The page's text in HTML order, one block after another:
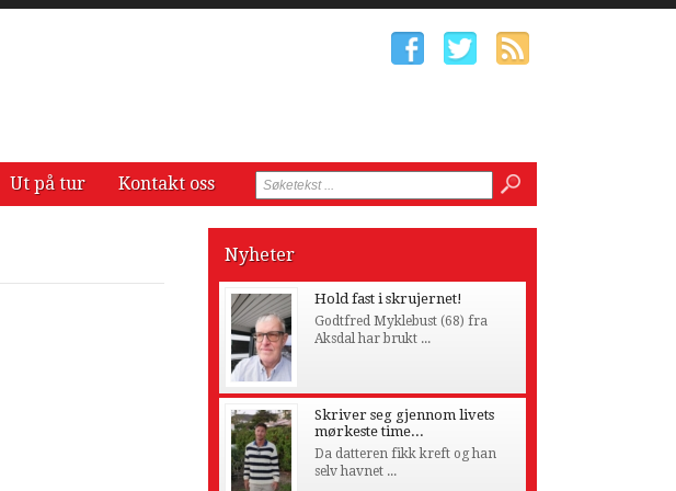
Ut på tur Kontakt oss
Nyheter
Hold fast i skrujernet!
Godtfred Myklebust (68) fra
Aksdal har brukt ...
Skriver seg gjennom livets
mørkeste time...
Da datteren fikk kreft og han
selv havnet ...